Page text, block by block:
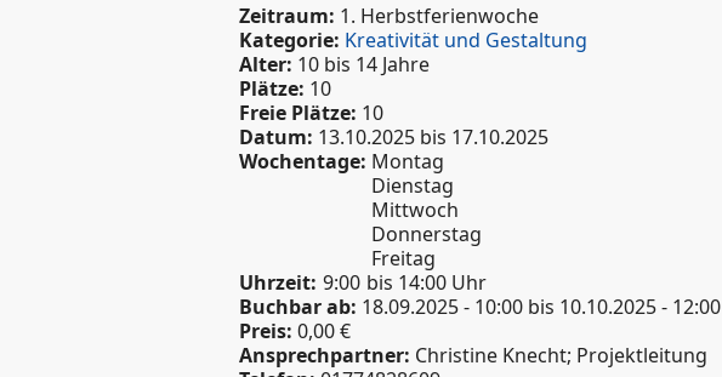
Zeitraum: 1. Herbstferienwoche
Kategorie: Kreativität und Gestaltung
Alter: 10 bis 14 Jahre
Plätze: 10
Freie Plätze: 10
Datum: 13.10.2025 bis 17.10.2025
Wochentage: Montag
Dienstag
Mittwoch
Donnerstag
Freitag
Uhrzeit: 9:00 bis 14:00 Uhr
Buchbar ab: 18.09.2025 - 10:00 bis 10.10.2025 - 12:00
Preis: 0,00 €
Ansprechpartner: Christine Knecht; Projektleitung